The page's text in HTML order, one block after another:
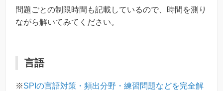
問題ごとの制限時間も記載しているので、時間を測り
ながら解いてみてください。
言語
※SPIの言語対策・頻出分野・練習問題などを完全解